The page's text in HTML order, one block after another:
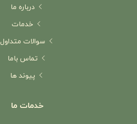
درباره ما
خدمات
سوالات متداول
تماس باما
پیوند ها
خدمات ما